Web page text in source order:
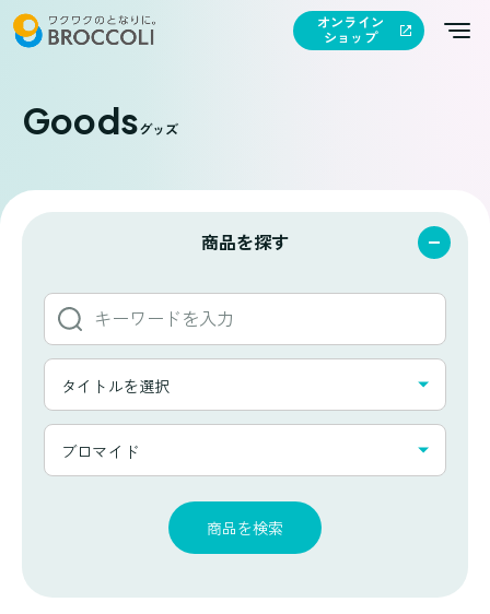
オンライン
ショップ
Goodsグッズ
商品を探す
キ
ワ
ド
か
タ
ト
一
タイトルを選択
カ
ブロマイド
商品を検索